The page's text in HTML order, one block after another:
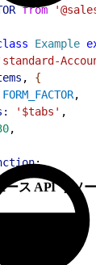
from
Example
, {
FORM_FACTOR,
'$tabs' ,
,
;
ース API リソ